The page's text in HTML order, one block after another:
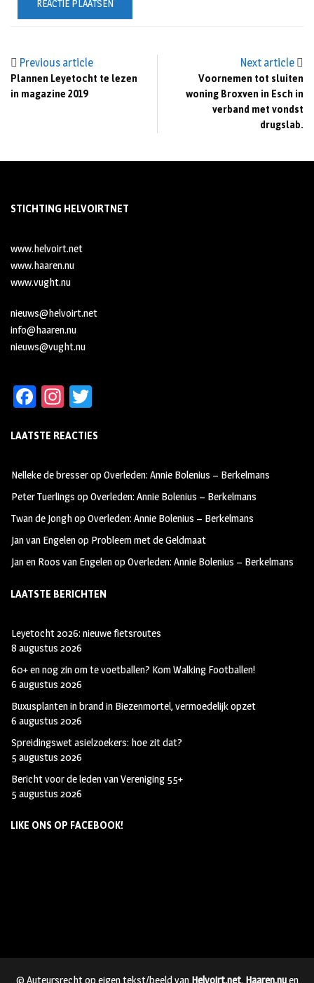
Previous article
Plannen Leyetocht te lezen
in magazine 2019
Next article
Voornemen tot sluiten
woning Broxven in Esch in
verband met vondst
drugslab.
STICHTING HELVOIRTNET
www.helvoirt.net
www.haaren.nu
www.vught.nu
nieuws@helvoirt.net
info@haaren.nu
nieuws@vught.nu
Fa
b
oo
k
In
ag
m
tt
LAATSTE REACTIES
Nelleke de bresseropOverleden: Annie Bolenius – Berkelmans
Peter Tuerlings opOverleden: Annie Bolenius – Berkelmans
Twan de JonghopOverleden: Annie Bolenius – Berkelmans
Jan van Engelenop Probleem met de Geldmaat
Jan en Roos van EngelenopOverleden: Annie Bolenius – Berkelmans
LAATSTE BERICHTEN
Leyetocht 2026: nieuwe fietsroutes
8 augustus 2026
60+ en nog zin om te voetballen? Kom Walking Footballen!
6 augustus 2026
Buxusplanten in brand in Biezenmortel, vermoedelijk opzet
6 augustus 2026
Spreidingswet asielzoekers: hoe zit dat?
5 augustus 2026
Bericht voor de leden van Vereniging 55+
5 augustus 2026
LIKE ONS OP FACEBOOK!
© Auteursrecht op eigen tekst/beeld van Helvoirt.net, Haaren.nuen